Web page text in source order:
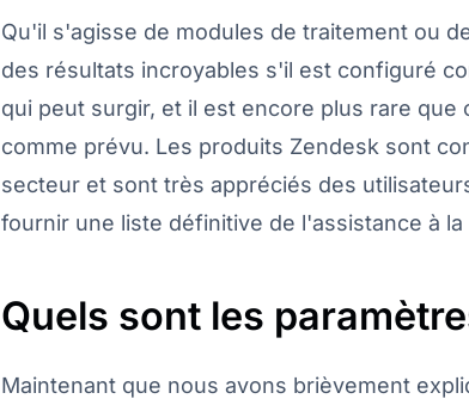
Qu'il s'agisse de modules de traitement ou
des résultats incroyables s'il est configuré
qui peut surgir, et il est encore plus rare
comme prévu. Les produits Zendesk sont
secteur et sont très appréciés des
fournir une liste définitive de l'assistance à
Quels sont les
Maintenant que nous avons brièvement